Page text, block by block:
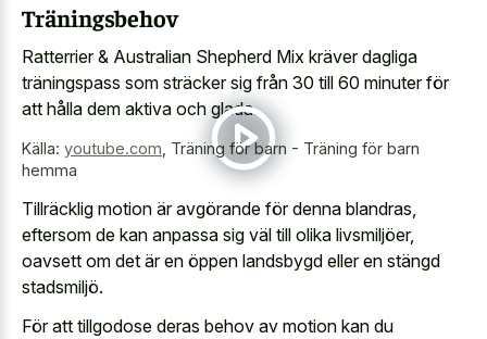
Träningsbehov
Ratterrier & Australian Shepherd Mix kräver dagliga
träningspass som sträcker sig från 30 till 60 minuter för
att hålla dem aktiva och glada.
Källa: youtube.com Träning för barn - Träning för barn
hemma
Tillräcklig motion är avgörande för denna blandras,
eftersom de kan anpassa sig väl till olika livsmiljöer,
oavsett om det är en öppen landsbygd eller en stängd
stadsmiljö.
För att tillgodose deras behov av motion kan du